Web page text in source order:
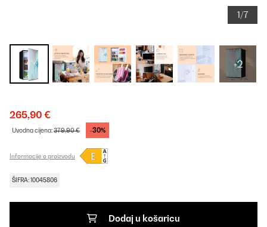
1/7
+2
265,90 €
Uvodna cijena:379,90 € -30%
Informacije o proizvodu
ŠIFRA: 10045806
Dodaj u košaricu